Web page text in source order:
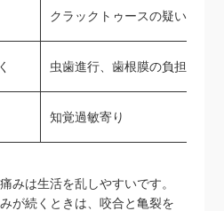
クラックトゥースの疑い
虫歯進行、歯根膜の負担
知覚過敏寄り
みは生活を乱しやすいです。
が続くときは、咬合と亀裂を